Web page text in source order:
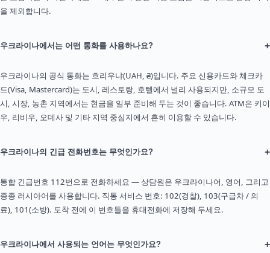
을 제외합니다.
우크라이나에서는 어떤 통화를 사용하나요? +
우크라이나의 공식 통화는 흐리우냐(UAH, ₴)입니다. 주요 신용카드와 체크카
드(Visa, Mastercard)는 도시, 레스토랑, 호텔에서 널리 사용되지만, 소규모 도
시, 시장, 농촌 지역에서는 현금을 일부 준비해 두는 것이 좋습니다. ATM은 키이
우, 리비우, 오데사 및 기타 지역 중심지에서 흔히 이용할 수 있습니다.
우크라이나의 긴급 전화번호는 무엇인가요? +
통합 긴급번호 112번으로 전화하세요 — 상담원은 우크라이나어, 영어, 그리고
종종 러시아어를 사용합니다. 직통 서비스 번호: 102(경찰), 103(구급차 / 의
료), 101(소방). 도착 전에 이 번호들을 휴대전화에 저장해 두세요.
우크라이나에서 사용되는 언어는 무엇인가요? +